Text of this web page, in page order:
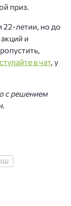
приз.
22-летии, но до
и
в чат, у
с решением